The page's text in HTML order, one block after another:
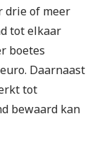
drie of meer
tot elkaar
boetes
Daarnaast
tot
bewaard kan